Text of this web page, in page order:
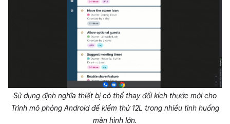
Sử dụng định nghĩa thiết bị có thể thay đổi kích thước mới cho
Trình mô phỏng Android để kiểm thử 12L trong nhiều tình huống
màn hình lớn.